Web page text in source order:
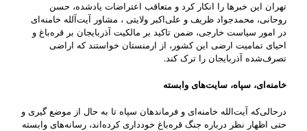
تهران این خبر‌ها را انکار کرد و متعاقب اعتراضات یادشده، حسن
روحانی، محمدجواد ظریف و علی‌اکبر ولایتی ، مشاور آیت‌آلله خامنه‌ای
در امور سیاست خارجی، ضمن تاکید بر مالکیت آذربایجان بر قره‌باغ و
احیای تمامیت ارضی این کشور، از ارمنستان خواستند که اراضی
تصرف‌شده آذربایجان را ترک کند.
خامنه‌ای، سپاه، سایت‌های وابسته
درحالی‌که آیت‌الله خامنه‌ای و فرماندهان سپاه تا به حال از موضع گیری و
حتی اظهار نظر درباره جنگ قره‌باغ خودداری کرده‌اند، رسانه‌های وابسته